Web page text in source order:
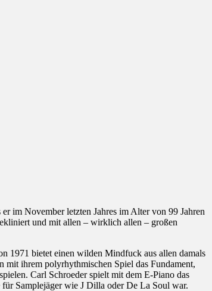
er im November letzten Jahres im Alter von 99 Jahren
und mit allen – wirklich allen – großen
1971 bietet einen wilden Mindfuck aus allen damals
mit ihrem polyrhythmischen Spiel das Fundament,
Carl Schroeder spielt mit dem E-Piano das
Samplejäger wie J Dilla oder De La Soul war.